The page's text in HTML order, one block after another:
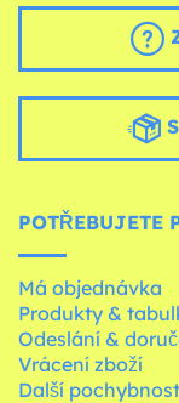
POTŘEBUJETE
Má objednávka
Produkty &
Odeslání &
Vrácení zboží
Další